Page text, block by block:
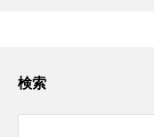
検索